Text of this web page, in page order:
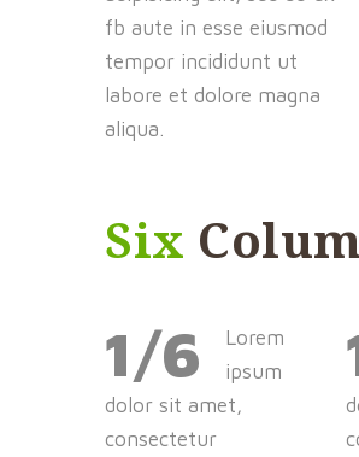
fb aute in esse eiusmod
tempor incididunt ut
labore et dolore magna
aliqua.
Six
1/6
Lorem
ipsum
dolor sit amet,
consectetur